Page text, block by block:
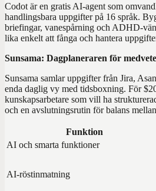
Codot är en gratis AI-agent som
handlingsbara uppgifter på 16 språk.
briefingar, vanespårning och ADHD-
lika enkelt att fånga och hantera
Sunsama: Dagplaneraren för
Sunsama samlar uppgifter från Jira,
enda daglig vy med tidsboxning. För
kunskapsarbetare som vill ha
och en avslutningsrutin för balans
Funktion
AI och smarta funktioner
AI-röstinmatning